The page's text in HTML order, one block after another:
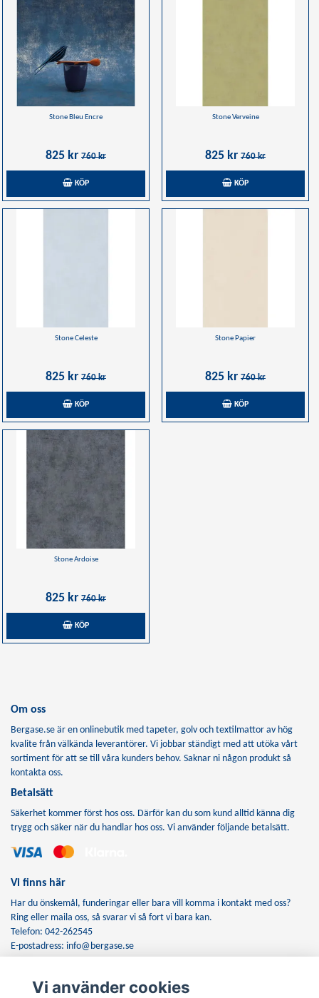
Stone Bleu Encre
825 kr 760 kr
KÖP
Stone Verveine
825 kr 760 kr
KÖP
Stone Celeste
825 kr 760 kr
KÖP
Stone Papier
825 kr 760 kr
KÖP
Stone Ardoise
825 kr 760 kr
KÖP
Om oss
Bergase.se är en onlinebutik med tapeter, golv och textilmattor av hög
kvalite från välkända leverantörer. Vi jobbar ständigt med att utöka vårt
sortiment för att se till våra kunders behov. Saknar ni någon produkt så
kontakta oss.
Betalsätt
Säkerhet kommer först hos oss. Därför kan du som kund alltid känna dig
trygg och säker när du handlar hos oss. Vi använder följande betalsätt.
Vi finns här
Har du önskemål, funderingar eller bara vill komma i kontakt med oss?
Ring eller maila oss, så svarar vi så fort vi bara kan.
Telefon: 042-262545
E-postadress: info@bergase.se
Anmäl dig till vårt nyhetsbrev
Vi använder cookies